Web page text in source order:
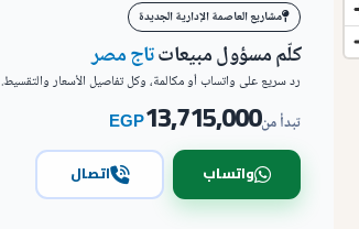
مشاريع العاصمة الإدارية الجديدة
كلّم مسؤول مبيعاتتاج مصر
رد سريع على واتساب أو مكالمة، وكل تفاصيل الأسعار والتقسيط.
تبدأ من13,715,000
EGP
واتساب اتصال